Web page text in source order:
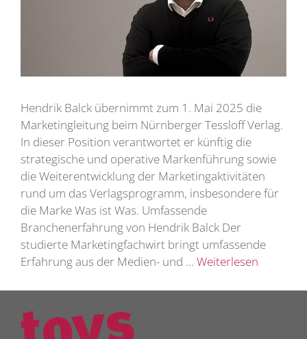
Hendrik Balck übernimmt zum 1. Mai 2025 die
Marketingleitung beim Nürnberger Tessloff Verlag.
In dieser Position verantwortet er künftig die
strategische und operative Markenführung sowie
die Weiterentwicklung der Marketingaktivitäten
rund um das Verlagsprogramm, insbesondere für
die Marke Was ist Was. Umfassende
Branchenerfahrung von Hendrik Balck Der
studierte Marketingfachwirt bringt umfassende
Erfahrung aus der Medien- und … Weiterlesen